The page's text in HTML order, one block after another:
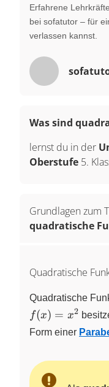
Erfahrene
bei sofatutor – für
verlassen kannst.
Was sind
lernst du in der
Oberstufe 5.
Grundlagen zum
quadratische
Quadratische
Quadratische
f(x) = x2
Form einer